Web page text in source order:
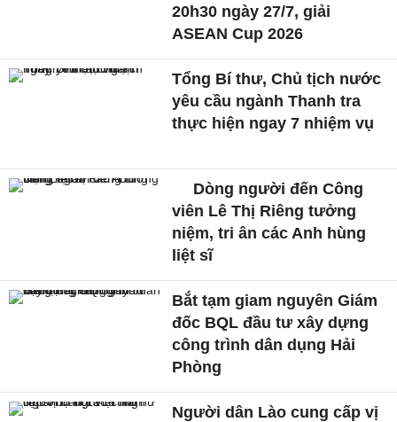
20h30 ngày 27/7, giải
ASEAN Cup 2026
Tổng Bí thư, Chủ tịch nước
yêu cầu ngành Thanh tra
thực hiện ngay 7 nhiệm vụ
Dòng người đến Công
viên Lê Thị Riêng tưởng
niệm, tri ân các Anh hùng
liệt sĩ
Bắt tạm giam nguyên Giám
đốc BQL đầu tư xây dựng
công trình dân dụng Hải
Phòng
Người dân Lào cung cấp vị